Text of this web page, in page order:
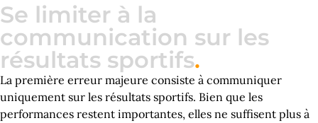
Se limiter à la
communication sur les
résultats sportifs.
La première erreur majeure consiste à communiquer
uniquement sur les résultats sportifs. Bien que les
performances restent importantes, elles ne suffisent plus à